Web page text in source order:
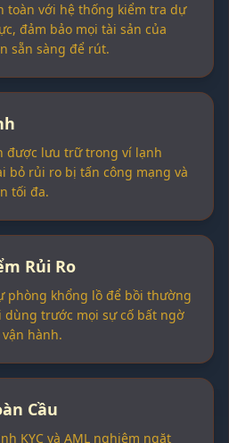
toàn với hệ thống kiểm tra dự
đảm bảo mọi tài sản của
sẵn sàng để rút.
được lưu trữ trong ví lạnh
bỏ rủi ro bị tấn công mạng và
tối đa.
Rủi Ro
phòng khổng lồ để bồi thường
dùng trước mọi sự cố bất ngờ
hành.
Cầu
KYC và AML nghiêm ngặt